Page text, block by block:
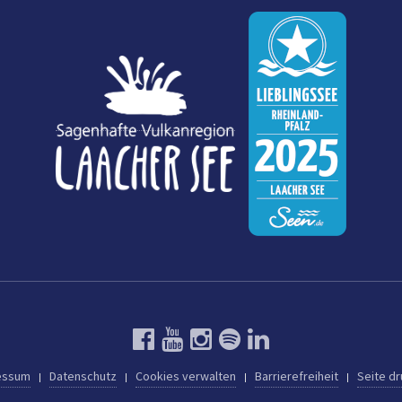
Datenschutz Cookies verwalten Barrierefreiheit Seite